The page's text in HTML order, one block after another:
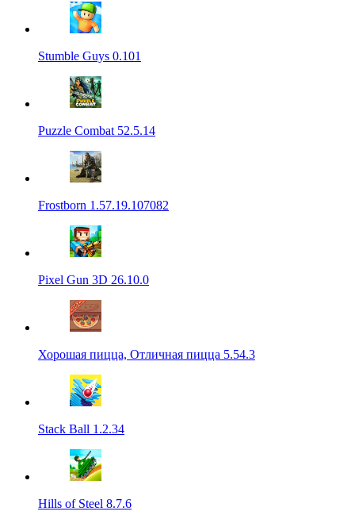
Stumble Guys 0.101
Puzzle Combat 52.5.14
Frostborn 1.57.19.107082
Pixel Gun 3D 26.10.0
Хорошая пицца, Отличная пицца 5.54.3
Stack Ball 1.2.34
Hills of Steel 8.7.6